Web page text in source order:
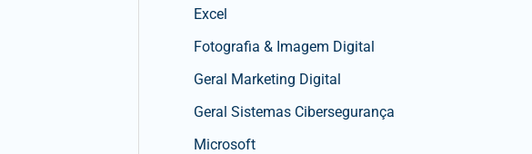
Excel
Fotografia & Imagem Digital
Geral Marketing Digital
Geral Sistemas Cibersegurança
Microsoft